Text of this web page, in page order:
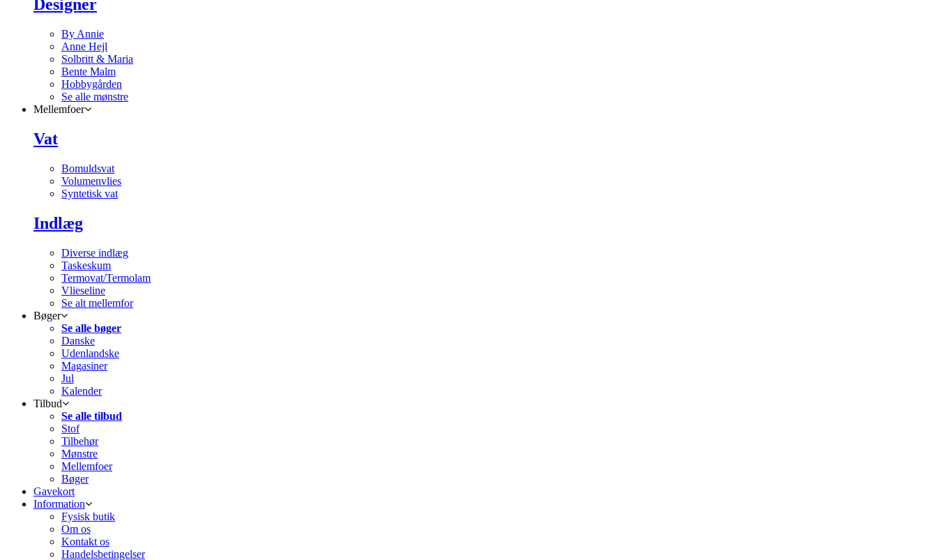
Designer
By Annie
Anne Hejl
Solbritt & Maria
Bente Malm
Hobbygården
Se alle mønstre
Mellemfoer
Vat
Bomuldsvat
Volumenvlies
Syntetisk vat
Indlæg
Diverse indlæg
Taskeskum
Termovat/Termolam
Vlieseline
Se alt mellemfor
Bøger
Se alle bøger
Danske
Udenlandske
Magasiner
Jul
Kalender
Tilbud
Se alle tilbud
Stof
Tilbehør
Mønstre
Mellemfoer
Bøger
Gavekort
Information
Fysisk butik
Om os
Kontakt os
Handelsbetingelser